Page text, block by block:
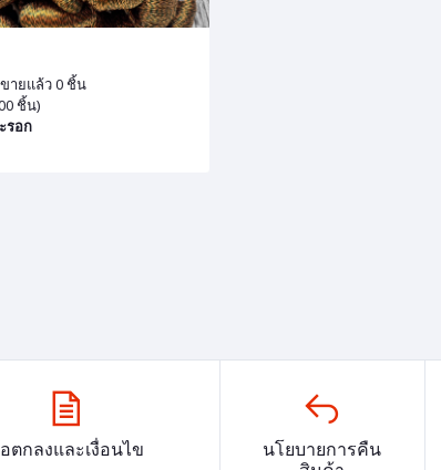
ขายแล้ว 0 ชิ้น
ชิ้น)
รอก
ตกลงและเงื่อนไข
นโยบายการคืน